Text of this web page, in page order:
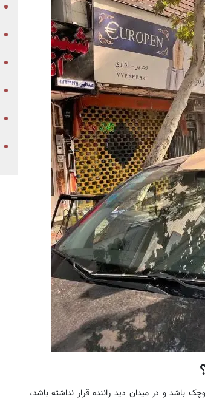
و در میدان دید راننده قرار نداشته باشد،